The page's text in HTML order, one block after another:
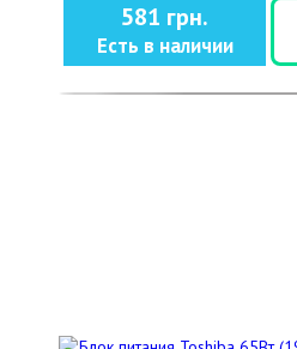
581 грн.
Есть в наличии